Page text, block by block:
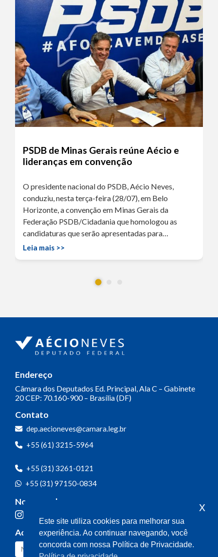
PSDB de Minas Gerais reúne Aécio e
lideranças em convenção
O presidente nacional do PSDB, Aécio Neves,
conduziu, nesta terça-feira (28/07), em Belo
Horizonte, a convenção em Minas Gerais da
Federação PSDB/Cidadania que homologou as
candidaturas que serão apresentadas para…
Leia mais >>
Endereço
Câmara dos Deputados Ed. Principal, Ala C – Gabinete
20CEP: 70.160-900 – Brasília (DF)
Contato
dep.aecioneves@camara.leg.br
+55 (61) 3215-5964
+55 (31) 3261-0121
+55 (31) 97150-0834
Nossas redes
Acompanhe o meu mandato
Este site utiliza cookies para melhorar sua
experiência. Ao continuar navegando, você
concorda com nossa Política de Privacidade.
x